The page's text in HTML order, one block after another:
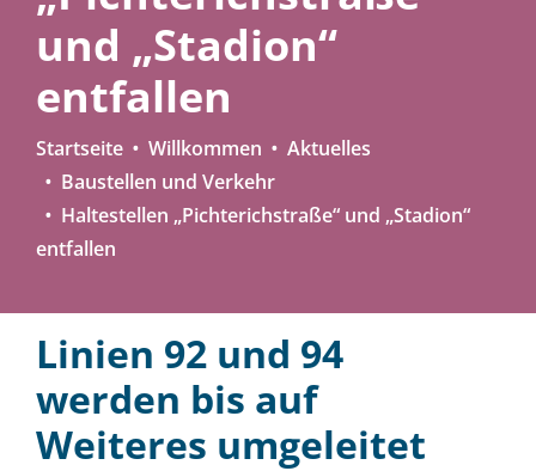
und „Stadion“
entfallen
Startseite Willkommen
Aktuelles
Baustellen und Verkehr
Haltestellen „Pichterichstraße“ und „Stadion“
entfallen
Linien 92 und 94
werden bis auf
Weiteres umgeleitet